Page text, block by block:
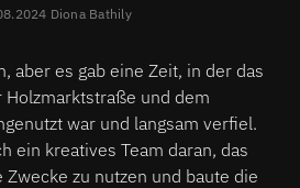
Diona Bathily
aber es gab eine Zeit, in der das
Holzmarktstraße und dem
war und langsam verfiel.
ein kreatives Team daran, das
zu nutzen und baute die